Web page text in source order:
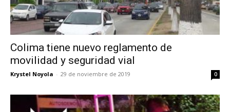
Colima tiene nuevo reglamento de
movilidad y seguridad vial
Krystel Noyola - 29 de noviembre de 2019 0